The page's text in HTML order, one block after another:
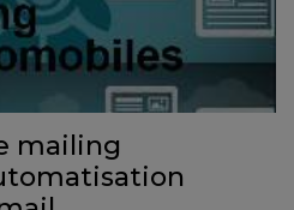
mailing